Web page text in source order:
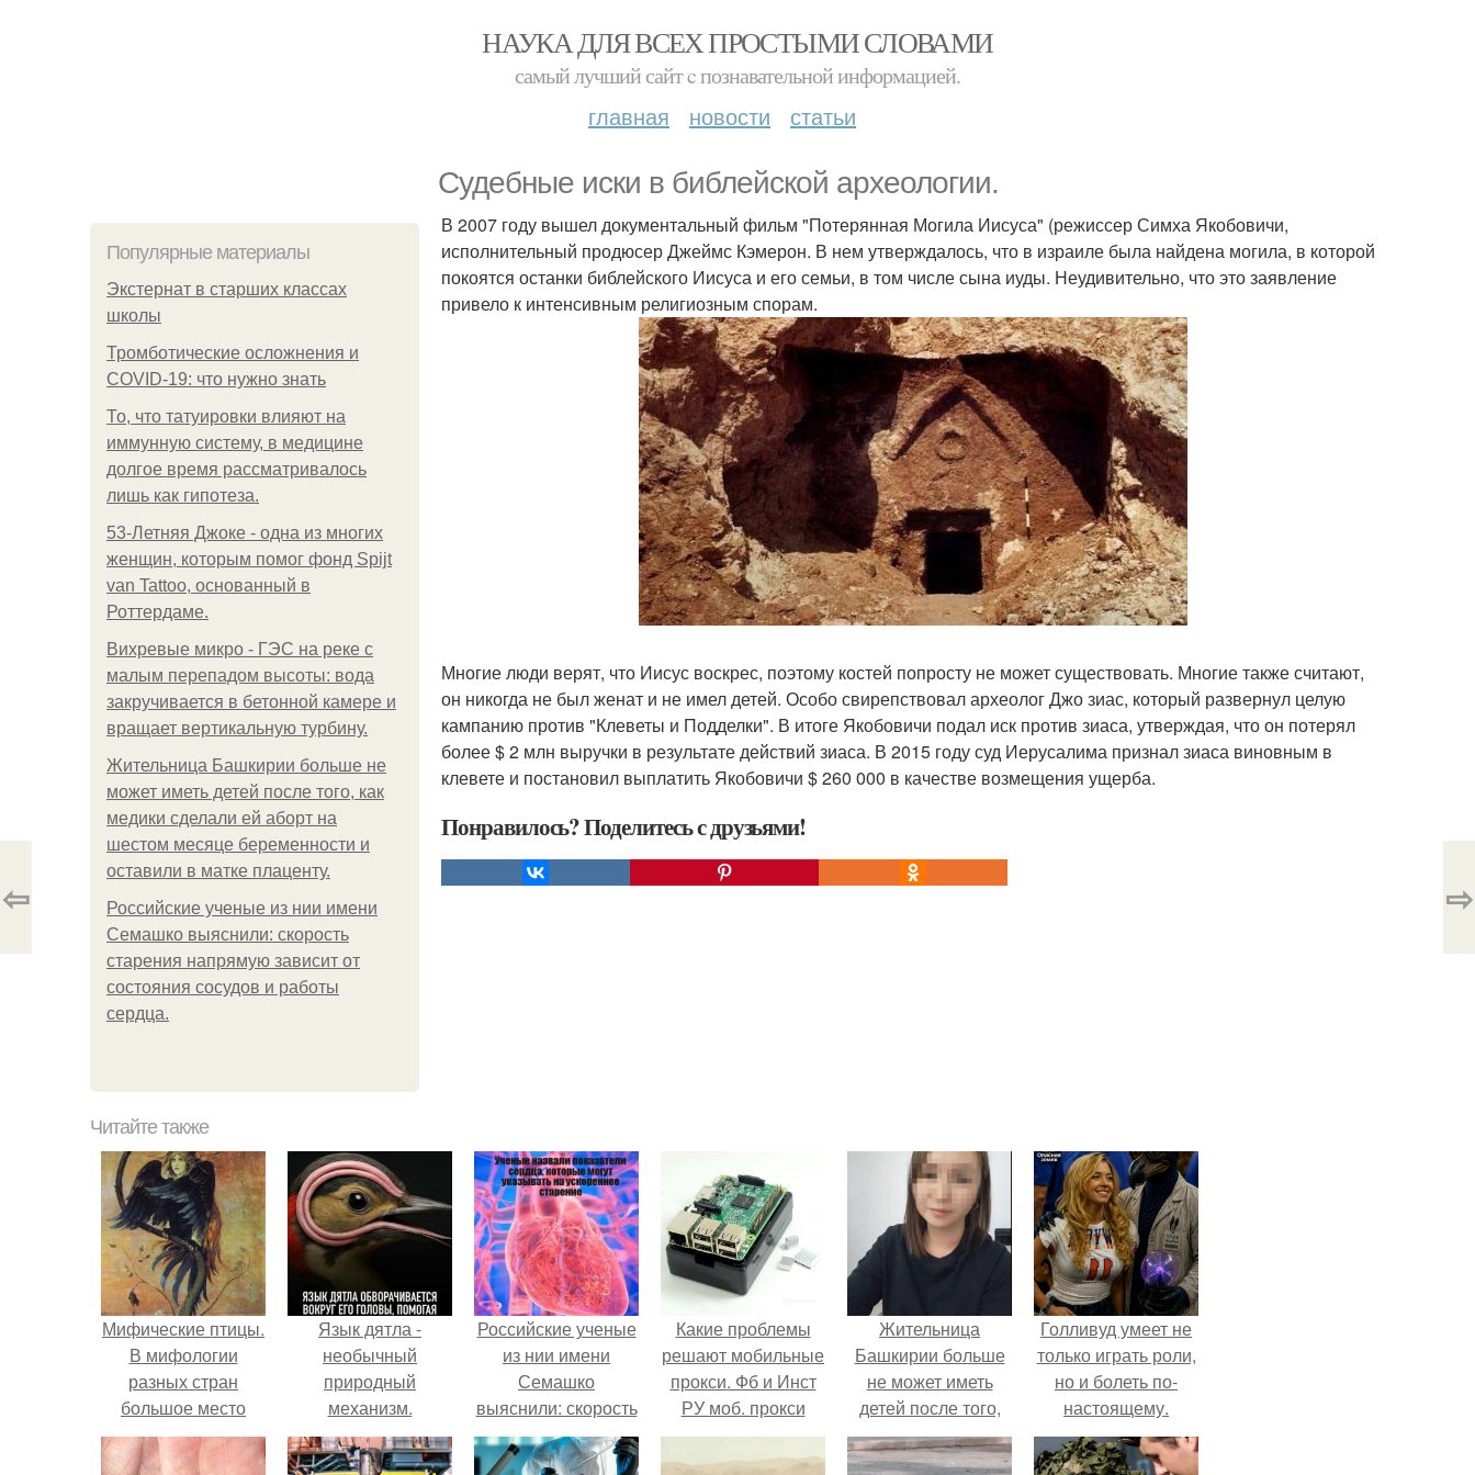
НАУКА ДЛЯ ВСЕХ ПРОСТЫМИ СЛОВАМИ
самый лучший сайт c познавательной информацией.
главная новости статьи
Судебные иски в библейской археологии.
Популярные материалы
Экстернат в старших классах
школы
Тромботические осложнения и
COVID-19: что нужно знать
То, что татуировки влияют на
иммунную систему, в медицине
долгое время рассматривалось
лишь как гипотеза.
53-Летняя Джоке - одна из многих
женщин, которым помог фонд Spijt
van Tattoo, основанный в
Роттердаме.
Вихревые микро - ГЭС на реке с
малым перепадом высоты: вода
закручивается в бетонной камере и
вращает вертикальную турбину.
Жительница Башкирии больше не
может иметь детей после того, как
медики сделали ей аборт на
шестом месяце беременности и
оставили в матке плаценту.
Российские ученые из нии имени
Семашко выяснили: скорость
старения напрямую зависит от
состояния сосудов и работы
сердца.
В 2007 году вышел документальный фильм "Потерянная Могила Иисуса" (режиссер Симха Якобовичи,
исполнительный продюсер Джеймс Кэмерон. В нем утверждалось, что в израиле была найдена могила, в которой
покоятся останки библейского Иисуса и его семьи, в том числе сына иуды. Неудивительно, что это заявление
привело к интенсивным религиозным спорам.
Многие люди верят, что Иисус воскрес, поэтому костей попросту не может существовать. Многие также считают,
он никогда не был женат и не имел детей. Особо свирепствовал археолог Джо зиас, который развернул целую
кампанию против "Клеветы и Подделки". В итоге Якобовичи подал иск против зиаса, утверждая, что он потерял
более $ 2 млн выручки в результате действий зиаса. В 2015 году суд Иерусалима признал зиаса виновным в
клевете и постановил выплатить Якобовичи $ 260 000 в качестве возмещения ущерба.
Понравилось? Поделитесь с друзьями!
⇦ ⇨
Читайте также
Мифические птицы.
В мифологии
разных стран
большое место
занимают образы
птиц.
Язык дятла -
необычный
природный
механизм.
Российские ученые
из нии имени
Семашко
выяснили: скорость
старения напрямую
зависит от
Какие проблемы
решают мобильные
прокси. Фб и Инст
РУ моб. прокси
RIP? Вы уехали за
границу или у вас
Жительница
Башкирии больше
не может иметь
детей после того,
как медики сделали
ей аборт на шестом
Голливуд умеет не
только играть роли,
но и болеть по-
настоящему.